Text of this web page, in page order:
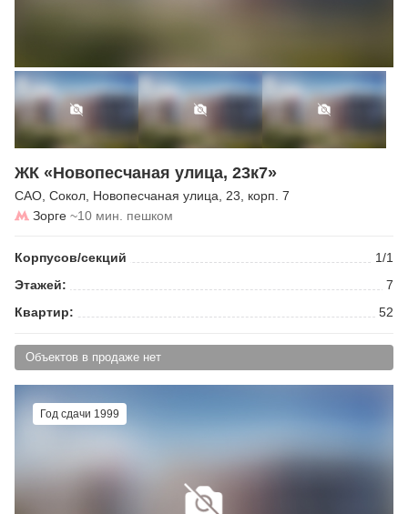
ЖК «Новопесчаная улица, 23к7»
САО, Сокол, Новопесчаная улица, 23, корп. 7
Зорге ~10 мин. пешком
Корпусов/секций
1/1
Этажей:
7
Квартир:
52
Объектов в продаже нет
Год сдачи 1999